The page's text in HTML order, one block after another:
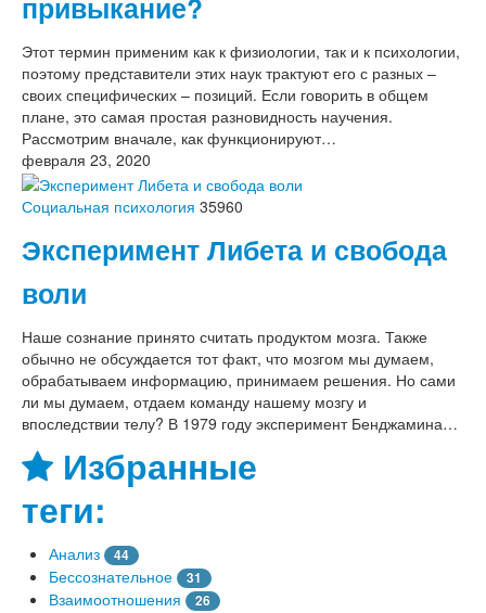
привыкание?
Этот термин применим как к физиологии, так и к психологии,
поэтому представители этих наук трактуют его с разных –
своих специфических – позиций. Если говорить в общем
плане, это самая простая разновидность научения.
Рассмотрим вначале, как функционируют…
февраля 23, 2020
Социальная психология 35960
Эксперимент Либета и свобода
воли
Наше сознание принято считать продуктом мозга. Также
обычно не обсуждается тот факт, что мозгом мы думаем,
обрабатываем информацию, принимаем решения. Но сами
ли мы думаем, отдаем команду нашему мозгу и
впоследствии телу? В 1979 году эксперимент Бенджамина…
Избранные
теги:
Анализ 44
Бессознательное 31
Взаимоотношения 26